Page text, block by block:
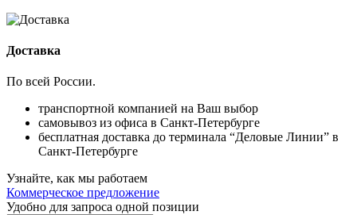
Доставка
По всей России.
транспортной компанией на Ваш выбор
самовывоз из офиса в Санкт-Петербурге
бесплатная доставка до терминала “Деловые Линии” в
Санкт-Петербурге
Узнайте, как мы работаем
Коммерческое предложение
Удобно для запроса одной позиции